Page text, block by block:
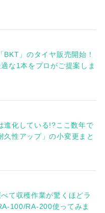
BKT」のタイヤ販売開始！
な1本をプロがご提案しま
進化している!?ここ数年で
久性アップ」の小変更まと
て収穫作業が驚くほどラ
100/RA-200使ってみま